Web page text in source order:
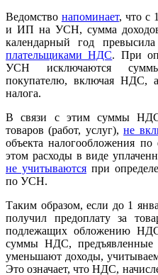
Ведомство напоминает, что с
и ИП на УСН, сумма
календарный год
плательщиками НДС. При
УСН исключаются
покупателю, включая НДС, а
налога.
В связи с этим суммы НДС,
товаров (работ, услуг),не
объекта налогообложения
этом расходы в виде
не учитываются при
по УСН.
Таким образом, если до 1
получил предоплату за
подлежащих обложению
суммы НДС, предъявленные
уменьшают доходы,
Это означает, что НДС,